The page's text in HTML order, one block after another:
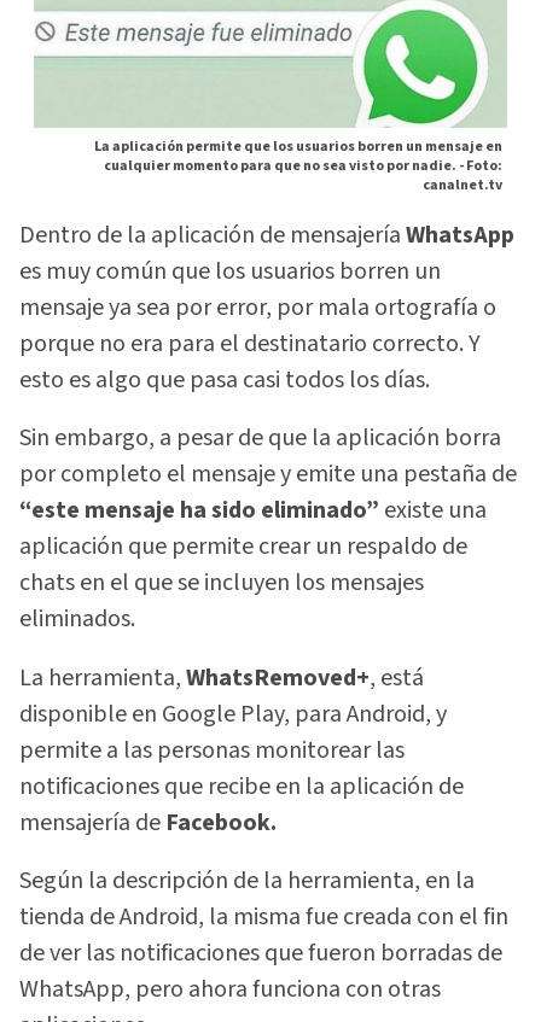
La aplicación permite que los usuarios borren un mensaje en
cualquier momento para que no sea visto por nadie. -Foto:
canalnet.tv
Dentro de la aplicación de mensajeríaWhatsApp
es muy común que los usuarios borren un
mensaje ya sea por error, por mala ortografía o
porque no era para el destinatario correcto. Y
esto es algo que pasa casi todos los días.
Sin embargo, a pesar de que la aplicación borra
por completo el mensaje y emite una pestaña de
“este mensaje ha sido eliminado” existe una
aplicación que permite crear un respaldo de
chats en el que se incluyen los mensajes
eliminados.
La herramienta,WhatsRemoved+, está
disponible en Google Play, para Android, y
permite a las personas monitorear las
notificaciones que recibe en la aplicación de
mensajería de Facebook.
Según la descripción de la herramienta, en la
tienda de Android, la misma fue creada con el fin
de ver las notificaciones que fueron borradas de
WhatsApp, pero ahora funciona con otras